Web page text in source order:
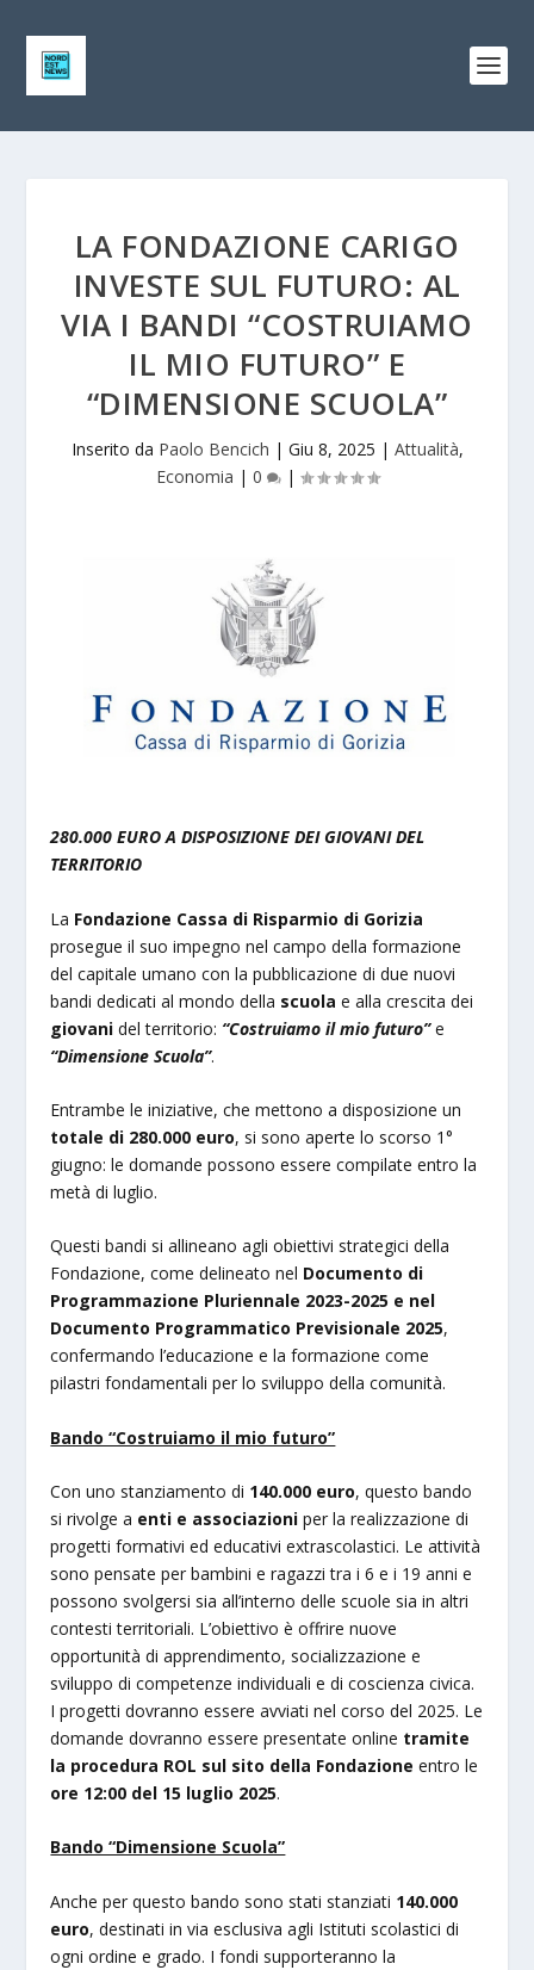
LA FONDAZIONE CARIGO
INVESTE SUL FUTURO: AL
VIA I BANDI “COSTRUIAMO
IL MIO FUTURO” E
“DIMENSIONE SCUOLA”
Inserito da Paolo Bencich | Giu 8, 2025 | Attualità,
Economia | 0 |
280.000 EURO A DISPOSIZIONE DEI GIOVANI DEL
TERRITORIO
La Fondazione Cassa di Risparmio di Gorizia
prosegue il suo impegno nel campo della formazione
del capitale umano con la pubblicazione di due nuovi
bandi dedicati al mondo della scuola e alla crescita dei
giovani del territorio: “Costruiamo il mio futuro”e
“Dimensione Scuola”.
Entrambe le iniziative, che mettono a disposizione un
totale di 280.000 euro, si sono aperte lo scorso 1°
giugno: le domande possono essere compilate entro la
metà di luglio.
Questi bandi si allineano agli obiettivi strategici della
Fondazione, come delineato nel Documento di
Programmazione Pluriennale 2023-2025 e nel
Documento Programmatico Previsionale 2025,
confermando l’educazione e la formazione come
pilastri fondamentali per lo sviluppo della comunità.
Bando “Costruiamo il mio futuro”
Con uno stanziamento di 140.000 euro, questo bando
si rivolge a enti e associazioni per la realizzazione di
progetti formativi ed educativi extrascolastici. Le attività
sono pensate per bambini e ragazzi tra i 6 e i 19 anni e
possono svolgersi sia all’interno delle scuole sia in altri
contesti territoriali. L’obiettivo è offrire nuove
opportunità di apprendimento, socializzazione e
sviluppo di competenze individuali e di coscienza civica.
I progetti dovranno essere avviati nel corso del 2025. Le
domande dovranno essere presentate online tramite
la procedura ROL sul sito della Fondazione entro le
ore 12:00 del 15 luglio 2025.
Bando “Dimensione Scuola”
Anche per questo bando sono stati stanziati 140.000
euro, destinati in via esclusiva agli Istituti scolastici di
ogni ordine e grado. I fondi supporteranno la